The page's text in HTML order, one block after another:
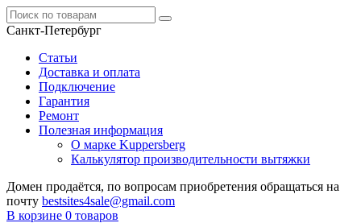
Санкт-Петербург
Статьи
Доставка и оплата
Подключение
Гарантия
Ремонт
Полезная информация
О марке Kuppersberg
Калькулятор производительности вытяжки
Домен продаётся, по вопросам приобретения обращаться на
почту bestsites4sale@gmail.com
В корзине 0 товаров